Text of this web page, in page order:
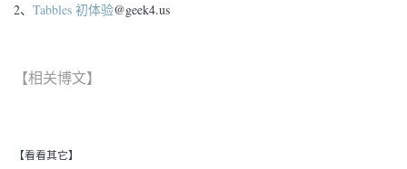
2、 Tabbles 初体验@geek4.us
【相关博文】
【看看其它】